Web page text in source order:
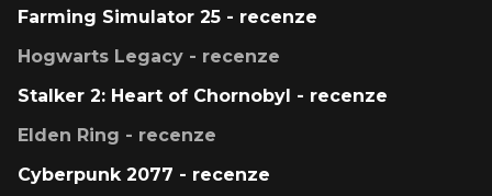
Farming Simulator 25 - recenze
Hogwarts Legacy - recenze
Stalker 2: Heart of Chornobyl - recenze
Elden Ring - recenze
Cyberpunk 2077 - recenze